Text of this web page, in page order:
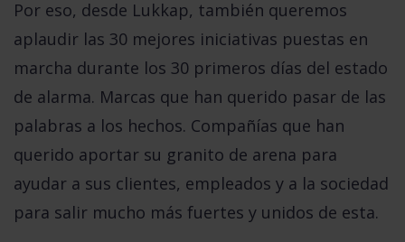
Por eso, desde Lukkap, también queremos
aplaudir las 30 mejores iniciativas puestas en
marcha durante los 30 primeros días del estado
de alarma. Marcas que han querido pasar de las
palabras a los hechos. Compañías que han
querido aportar su granito de arena para
ayudar a sus clientes, empleados y a la sociedad
para salir mucho más fuertes y unidos de esta.